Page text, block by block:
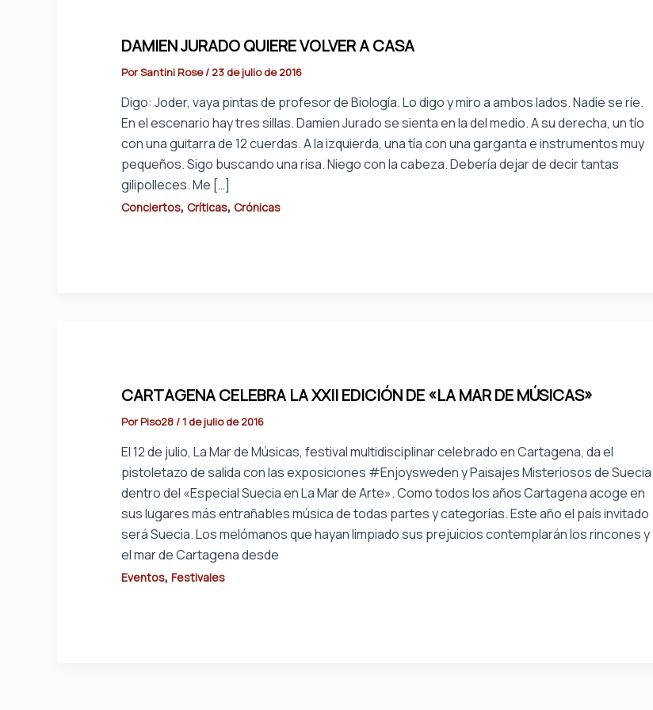
DAMIEN JURADO QUIERE VOLVER A CASA
PorSantini Rose/ 23 de julio de 2016
Digo: Joder, vaya pintas de profesor de Biología. Lo digo y miro a ambos lados. Nadie se ríe.
En el escenario hay tres sillas. Damien Jurado se sienta en la del medio. A su derecha, un tío
con una guitarra de 12 cuerdas. A la izquierda, una tía con una garganta e instrumentos muy
pequeños. Sigo buscando una risa. Niego con la cabeza. Debería dejar de decir tantas
gilipolleces. Me […]
Conciertos, Críticas, Crónicas
CARTAGENA CELEBRA LA XXII EDICIÓN DE «LA MAR DE MÚSICAS»
Por Piso28/ 1 de julio de 2016
El 12 de julio, La Mar de Músicas, festival multidisciplinar celebrado en Cartagena, da el
pistoletazo de salida con las exposiciones #Enjoysweden y Paisajes Misteriosos de Suecia
dentro del «Especial Suecia en La Mar de Arte». Como todos los años Cartagena acoge en
sus lugares más entrañables música de todas partes y categorías. Este año el país invitado
será Suecia. Los melómanos que hayan limpiado sus prejuicios contemplarán los rincones y
el mar de Cartagena desde
Eventos, Festivales